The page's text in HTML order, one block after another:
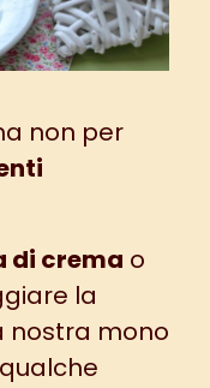
non per
di crema o
la
nostra mono